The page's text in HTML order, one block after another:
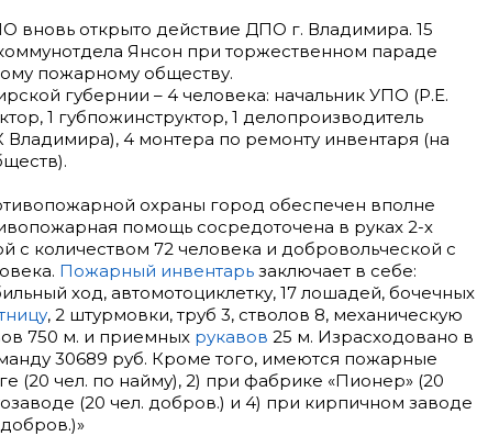
вновь открыто действие ДПО г. Владимира. 15
Янсон при торжественном параде
пожарному обществу.
губернии – 4 человека: начальник УПО (Р.Е.
1 губпожинструктор, 1 делопроизводитель
4 монтера по ремонту инвентаря (на
охраны город обеспечен вполне
помощь сосредоточена в руках 2-х
с количеством 72 человека и добровольческой с
Пожарный инвентарь заключает в себе:
ход, автомотоциклетку, 17 лошадей, бочечных
, 2 штурмовки, труб 3, стволов 8, механическую
750 м. и приемных рукавов 25 м. Израсходовано в
30689 руб. Кроме того, имеются пожарные
(20 чел. по найму), 2) при фабрике «Пионер» (20
(20 чел. добров.) и 4) при кирпичном заводе